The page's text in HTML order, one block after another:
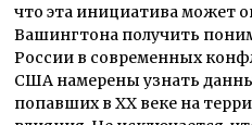
что эта инициатива может
Вашингтона получить
России в современных
США намерены узнать
попавших в XX веке на